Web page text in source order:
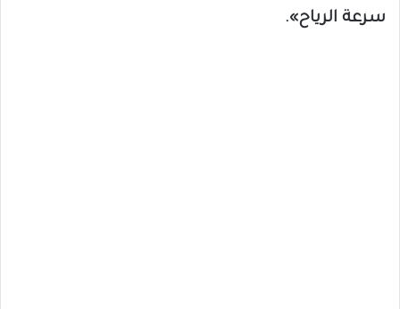
سرعة الرياح».